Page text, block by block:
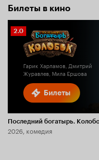
Билеты в кино
Билеты
Рейтинг
Кинопоиска
2.0
Гарик Харламов, Дмитрий
Журавлев, Мила Ершова
Последний богатырь.
2026, комедия